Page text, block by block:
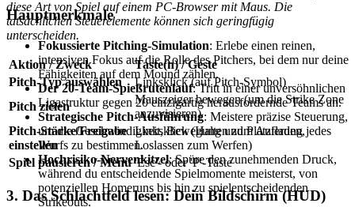
Hauptmerkmale
Fokussierte Pitching-Simulation: Erlebe einen reinen,
intensiven Fokus auf die Rolle des Pitchers, bei dem nur deine
Fähigkeiten auf dem Mound zählen.
Der 20-Team-Spießrutenlauf: Tritt in einer unversöhnlichen
Ligastruktur gegen 20 einzigartig herausfordernde Teams an.
Strategische Pitch-Ausführung: Meistere präzise Steuerung,
um die Geschwindigkeit, Bewegung und Platzierung jedes
Wurfs zu bestimmen.
Hochrisiko-Nervenkitzel: Spüre den zunehmenden Druck,
während du entscheidende Spielmomente meisterst, von
potenziellen Homeruns bis hin zu spielentscheidenden
Strikeouts.
diese Art von Spiel auf einem PC-Browser mit Maus. Die
tatsächlichen Steuerelemente können sich geringfügig
unterscheiden.
Aktion / Zweck
Taste(n) / Geste
Pitch-Typ auswählen
Linksklick (auf Pitch-Symbol)
Pitch zielen
Mauszeiger bewegen (um die Strike Zone
anzuvisieren)
Pitch-Stärke/Freigabe
einstellen
Linksklick (Halten zum Aufladen,
Loslassen zum Werfen)
Spiel pausieren / Menü 'Esc'- oder 'P'-Taste
3. Das Schlachtfeld lesen: Dein Bildschirm (HUD)